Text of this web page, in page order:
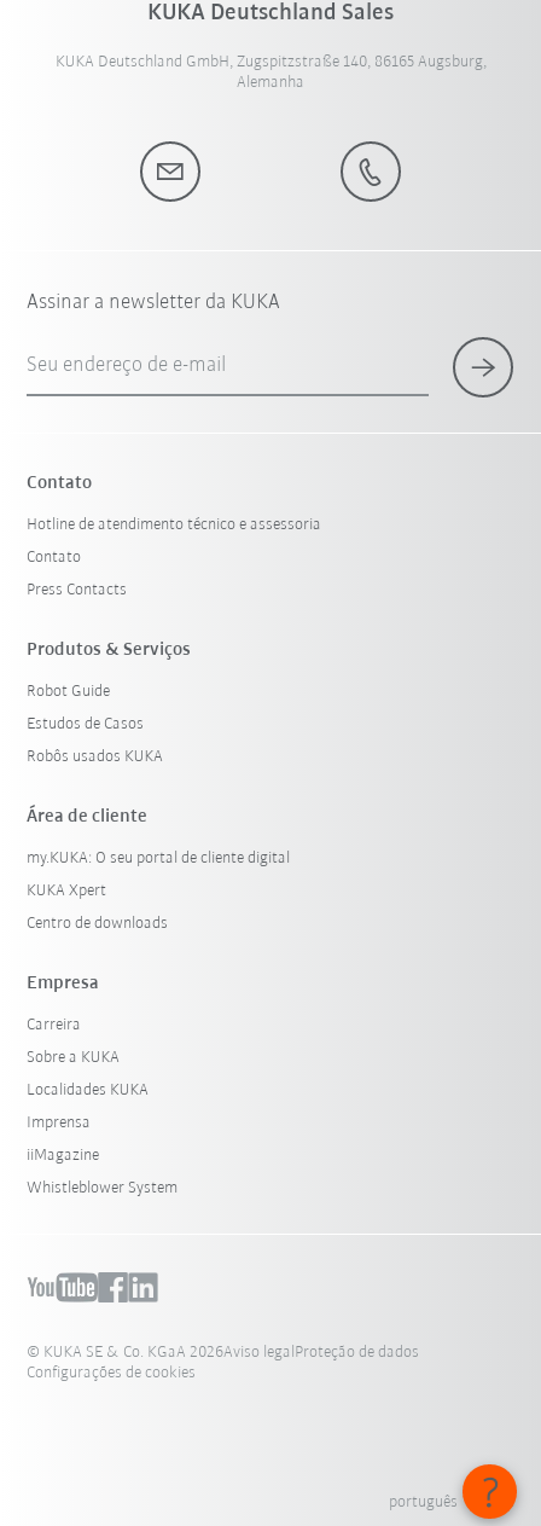
KUKA Deutschland Sales
KUKA Deutschland GmbH, Zugspitzstraße 140, 86165 Augsburg,
Alemanha
Assinar a newsletter da KUKA
Seu endereço de e-mail
Contato
Hotline de atendimento técnico e assessoria
Contato
Press Contacts
Produtos & Serviços
Robot Guide
Estudos de Casos
Robôs usados KUKA
Área de cliente
my.KUKA: O seu portal de cliente digital
KUKA Xpert
Centro de downloads
Empresa
Carreira
Sobre a KUKA
Localidades KUKA
Imprensa
iiMagazine
Whistleblower System
© KUKA SE & Co. KGaA 2026Aviso legalProteção de dados
Configurações de cookies
português - Brasil